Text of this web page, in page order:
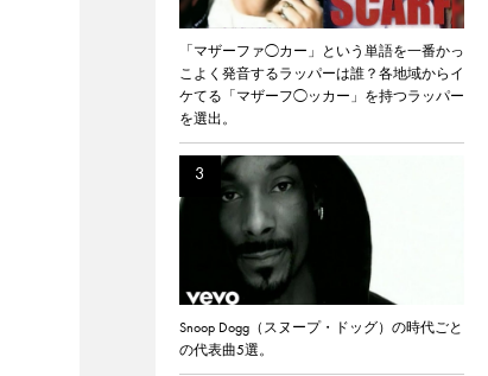
「マザーファ◯カー」という単語を一番かっ
こよく発音するラッパーは誰？各地域からイ
ケてる「マザーフ◯ッカー」を持つラッパー
を選出。
Snoop Dogg（スヌープ・ドッグ）の時代ごと
の代表曲5選。